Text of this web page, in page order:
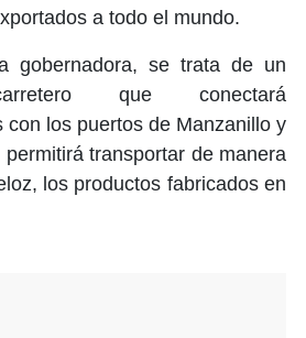
a todo el mundo.
gobernadora, se trata de un
que conectará
con los puertos de Manzanillo y
transportar de manera
los productos fabricados en